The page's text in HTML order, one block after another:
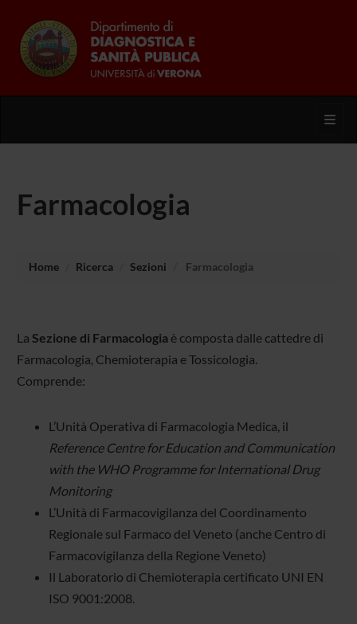
Farmacologia
Home Ricerca Sezioni Farmacologia
La Sezione di Farmacologiaè composta dalle cattedre di
Farmacologia, Chemioterapia e Tossicologia.
Comprende:
L’Unità Operativa di Farmacologia Medica, il
Reference Centre for Education and Communication
with the WHO Programme for International Drug
Monitoring
L’Unità di Farmacovigilanza del Coordinamento
Regionale sul Farmaco del Veneto (anche Centro di
Farmacovigilanza della Regione Veneto)
Il Laboratorio di Chemioterapia certificato UNI EN
ISO 9001:2008.